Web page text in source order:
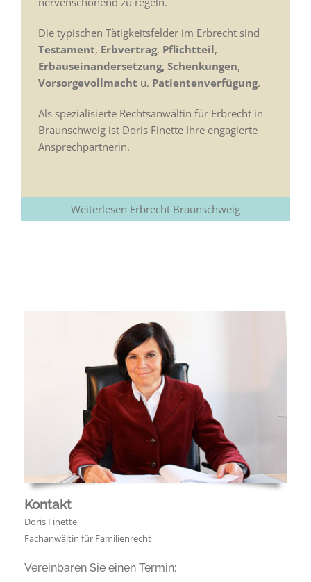
Die typischen Tätigkeitsfelder im Erbrecht sind
Testament, Erbvertrag, Pflichtteil,
Erbauseinandersetzung, Schenkungen,
Vorsorgevollmacht u. Patientenverfügung.
Als spezialisierte Rechtsanwältin für Erbrecht in
Braunschweig ist Doris Finette Ihre engagierte
Ansprechpartnerin.
Weiterlesen Erbrecht Braunschweig
Kontakt
Doris Finette
Fachanwältin für Familienrecht
Vereinbaren Sie einen Termin: